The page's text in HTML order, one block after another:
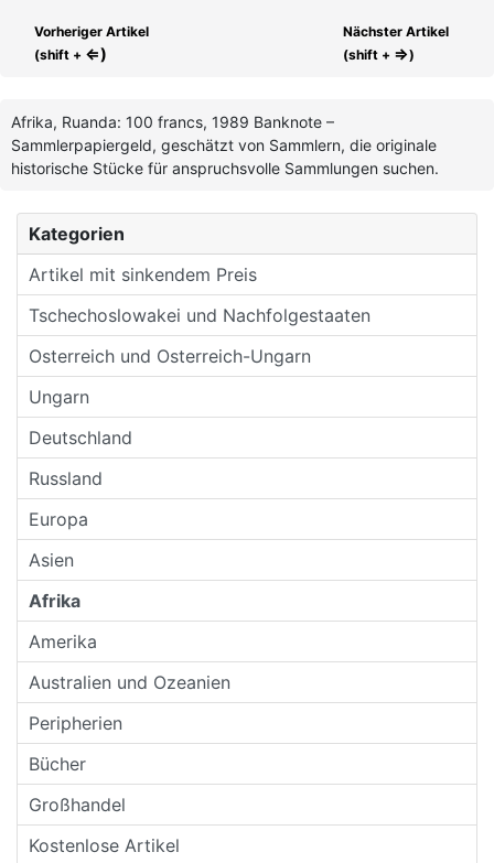
Kategorien
Artikel mit sinkendem Preis
Tschechoslowakei und Nachfolgestaaten
Osterreich und Osterreich-Ungarn
Ungarn
Deutschland
Russland
Europa
Asien
Afrika
Amerika
Australien und Ozeanien
Peripherien
Bücher
Großhandel
Kostenlose Artikel
Vorheriger Artikel
(shift + ⇐)
Nächster Artikel
(shift + ⇒)
Afrika, Ruanda: 100 francs, 1989 Banknote –
Sammlerpapiergeld, geschätzt von Sammlern, die originale
historische Stücke für anspruchsvolle Sammlungen suchen.